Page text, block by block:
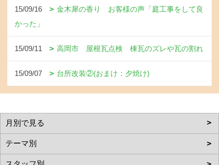
15/09/16
金木犀の香り お客様の声「庭工事をして良
かった」
15/09/11 高岡市 屋根瓦点検 棟瓦のズレや瓦の割れ
15/09/07 台所改装②(おまけ：夕焼け)